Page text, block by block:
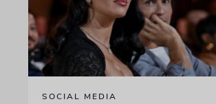
SOCIAL MEDIA